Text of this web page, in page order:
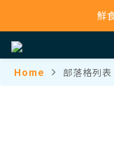
寵物
鮮
Home 部落格列表